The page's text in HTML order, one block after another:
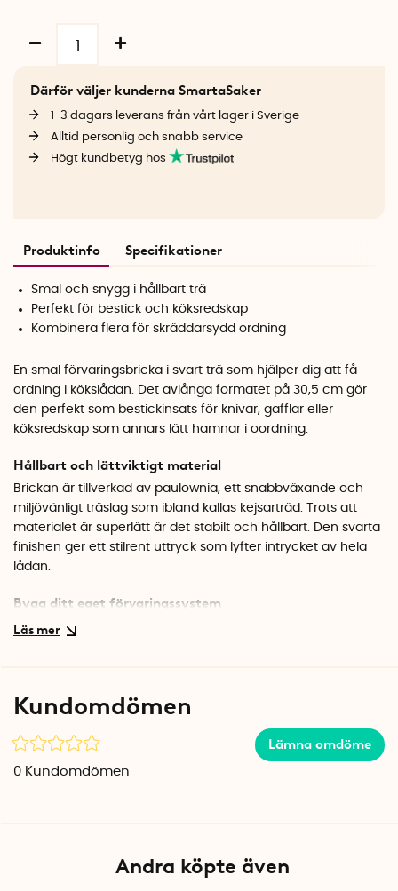
Därför väljer kunderna SmartaSaker
1-3 dagars leverans från vårt lager i Sverige
Alltid personlig och snabb service
Högt kundbetyg hos
Produktinfo Specifikationer
Smal och snygg i hållbart trä
Perfekt för bestick och köksredskap
Kombinera flera för skräddarsydd ordning
En smal förvaringsbricka i svart trä som hjälper dig att få
ordning i kökslådan. Det avlånga formatet på 30,5 cm gör
den perfekt som bestickinsats för knivar, gafflar eller
köksredskap som annars lätt hamnar i oordning.
Hållbart och lättviktigt material
Brickan är tillverkad av paulownia, ett snabbväxande och
miljövänligt träslag som ibland kallas kejsarträd. Trots att
materialet är superlätt är det stabilt och hållbart. Den svarta
finishen ger ett stilrent uttryck som lyfter intrycket av hela
lådan.
Bygg ditt eget förvaringssystem
Den här lådorganisatören ingår i The Home Edit Collection
det gäller köket, kontoret eller badrummet.
Specifikationer
Material: Paulownia-trä
Kundomdömen
Lämna omdöme
0 Kundomdömen
Andra köpte även